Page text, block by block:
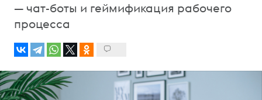
— чат-боты и геймификация рабочего
процесса